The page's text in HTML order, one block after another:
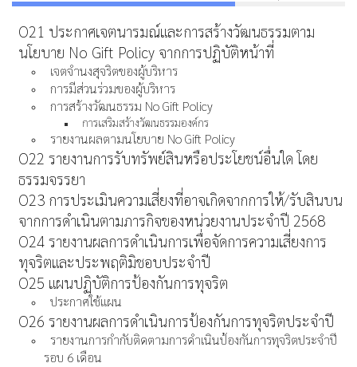
O21 ประกาศเจตนารมณ์และการสร้างวัฒนธรรมตาม
นโยบาย No Gift Policy จากการปฏิบัติหน้าที่
เจตจำนงสุจริตของผู้บริหาร
การมีส่วนร่วมของผู้บริหาร
การสร้างวัฒนธรรม No Gift Policy
การเสริมสร้างวัฒนธรรมองค์กร
รายงานผลตามนโยบาย No Gift Policy
O22 รายงานการรับทรัพย์สินหรือประโยชน์อื่นใด โดย
ธรรมจรรยา
O23 การประเมินความเสี่ยงที่อาจเกิดจากการให้/รับสินบน
จากการดำเนินตามภารกิจของหน่วยงานประจำปี 2568
O24 รายงานผลการดำเนินการเพื่อจัดการความเสี่ยงการ
ทุจริตและประพฤติมิชอบประจำปี
O25 แผนปฏิบัติการป้องกันการทุจริต
ประกาศใช้แผน
O26 รายงานผลการดำเนินการป้องกันการทุจริตประจำปี
รายงานการกำกับติดตามการดำเนินป้องกันการทุจริตประจำปี
รอบ 6 เดือน